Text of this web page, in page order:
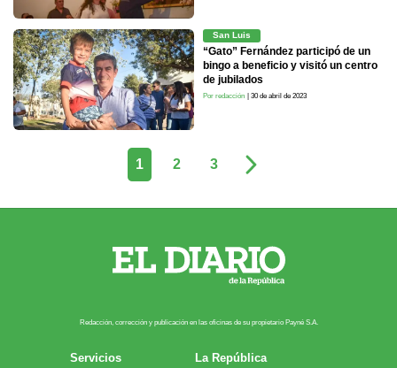
San Luis
“Gato” Fernández participó de un
bingo a beneficio y visitó un centro
de jubilados
Por redacción | 30 de abril de 2023
1 2 3
Redacción, corrección y publicación en las oficinas de su propietario Payn​é S.A.
Servicios
La República